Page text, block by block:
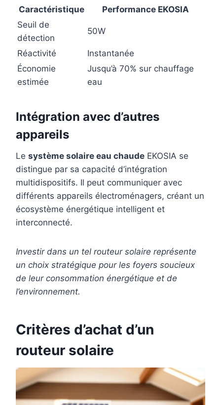
Caractéristique
Performance EKOSIA
Seuil de
détection
50W
Réactivité
Instantanée
Économie
estimée
Jusqu’à 70% sur chauffage
eau
Intégration avec d’autres
appareils
Le système solaire eau chaude EKOSIA se
distingue par sa capacité d’intégration
multidispositifs. Il peut communiquer avec
différents appareils électroménagers, créant un
écosystème énergétique intelligent et
interconnecté.
Investir dans un tel routeur solaire représente
un choix stratégique pour les foyers soucieux
de leur consommation énergétique et de
l’environnement.
Critères d’achat d’un
routeur solaire